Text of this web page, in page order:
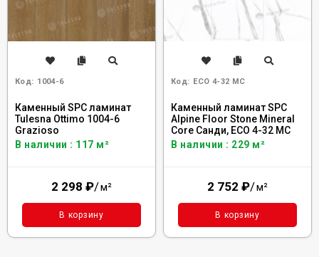
Код: 1004-6
Каменный SPC ламинат
Tulesna Ottimo 1004-6
Grazioso
В наличии : 117 м²
2 298 ₽/м²
В корзину
Код: ECO 4-32 MC
Каменный ламинат SPC
Alpine Floor Stone Mineral
Core Санди, ЕСО 4-32 MC
В наличии : 229 м²
2 752 ₽/м²
В корзину